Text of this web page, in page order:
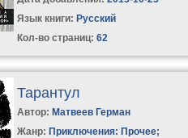
Язык книги: Русский
Кол-во страниц: 62
Тарантул
Автор: Матвеев Герман
Жанр: Приключения: Прочее;